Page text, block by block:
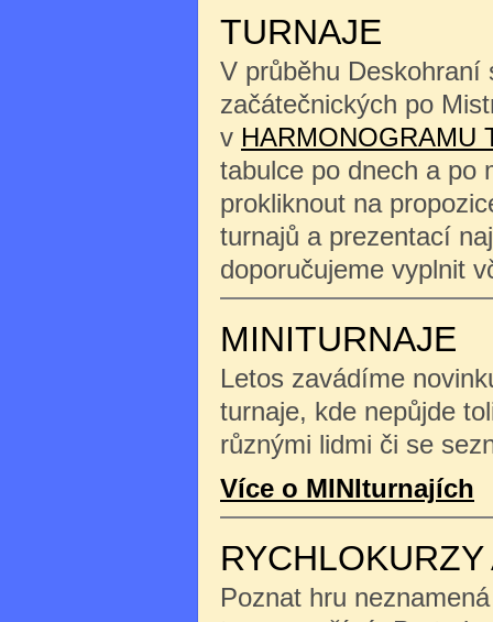
TURNAJE
V průběhu Deskohraní
začátečnických po
v HARMONOGRAMU
tabulce po dnech a po
prokliknout na
turnajů a prezentací
doporučujeme vyplnit
MINITURNAJE
Letos zavádíme
turnaje, kde nepůjde
různými lidmi či se
Více o MINIturnajích
Poznat hru